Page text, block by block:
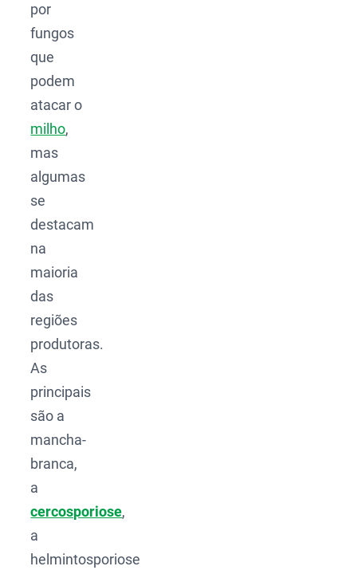
por
fungos
que
podem
atacar o
milho,
mas
algumas
se
destacam
na
maioria
das
regiões
produtoras.
As
principais
são a
mancha-
branca,
a
cercosporiose,
a
helmintosporiose